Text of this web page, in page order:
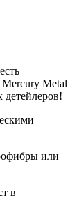
Metal
или
в